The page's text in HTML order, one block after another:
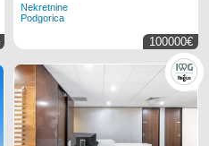
Nekretnine
Podgorica
100000€